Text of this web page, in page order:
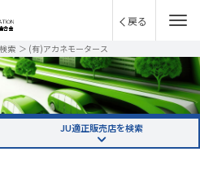
戻る
索 ＞ (有)アカネモータース
JU適正販売店を検索